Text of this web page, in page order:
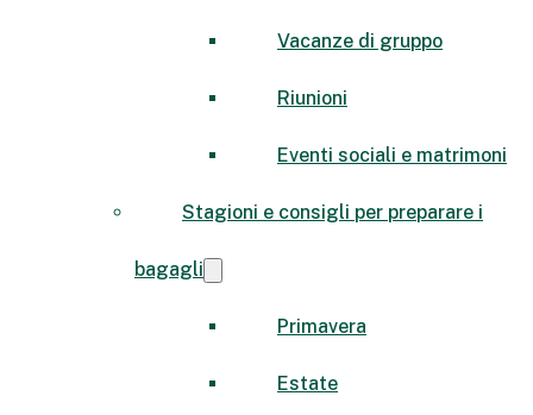
Vacanze di gruppo
Riunioni
Eventi sociali e matrimoni
Stagioni e consigli per preparare i
bagagli
Primavera
Estate